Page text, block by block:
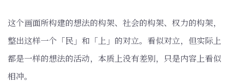
这个画面所构建的想法的构架、社会的构架、权力的构架，
整出这样一个「民」和「上」的对立。看似对立，但实际上
都是一样的想法的活动，本质上没有差别，只是内容上看似
相冲。